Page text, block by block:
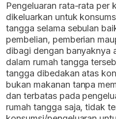
Pengeluaran rata-rata per
dikeluarkan untuk
tangga selama sebulan
pembelian, pemberian
dibagi dengan banyaknya
dalam rumah tangga
tangga dibedakan atas
bukan makanan tanpa
dan terbatas pada
rumah tangga saja, tidak